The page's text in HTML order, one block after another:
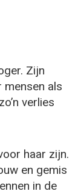
Zijn
mensen als
verlies
haar zijn.
en gemis
in de